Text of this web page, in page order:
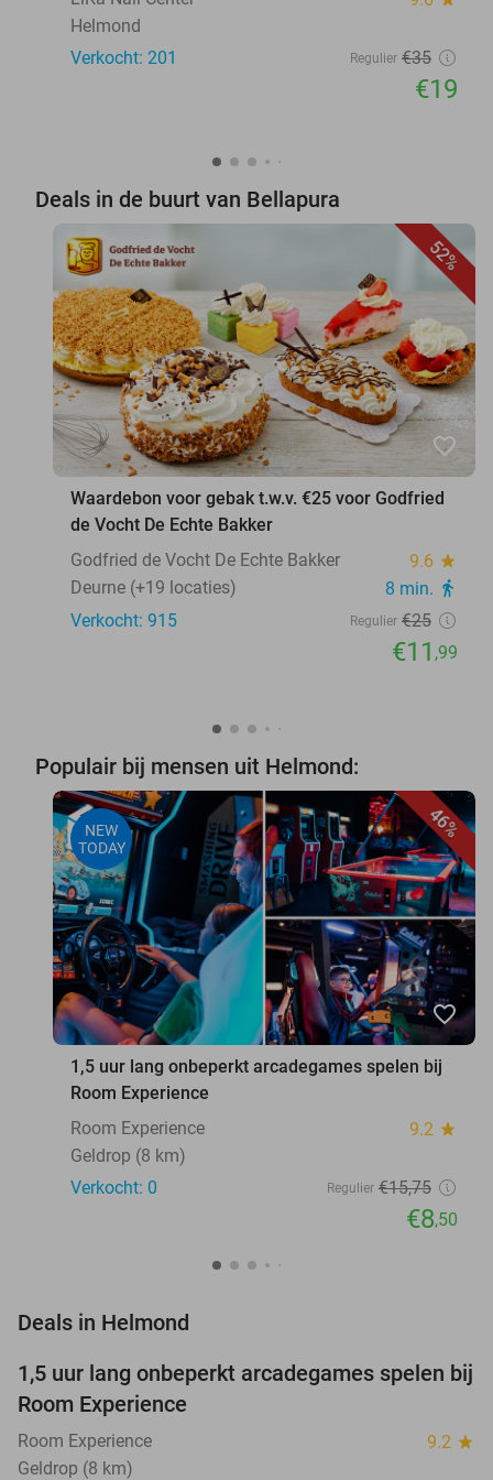
Helmond
Verkocht: 201
Regulier €35
€19
Deals in de buurt van Bellapura
52%
favorite_border
Waardebon voor gebak t.w.v. €25 voor Godfried
de Vocht De Echte Bakker
Godfried de Vocht De Echte Bakker
9.6 star
Deurne (+19 locaties) 8 min. directions_walk
Verkocht: 915 Regulier €25
€11 ,99
Populair bij mensen uit Helmond:
46%
NEW
TODAY
favorite_border
1,5 uur lang onbeperkt arcadegames spelen bij
Room Experience
Room Experience
9.2 star
Geldrop (8 km)
Verkocht: 0
Regulier €15,75
€8,50
Deals in Helmond
46%
TODAY
1,5 uur lang onbeperkt arcadegames spelen bij
Room Experience
Room Experience 9.2 star
Geldrop (8 km)